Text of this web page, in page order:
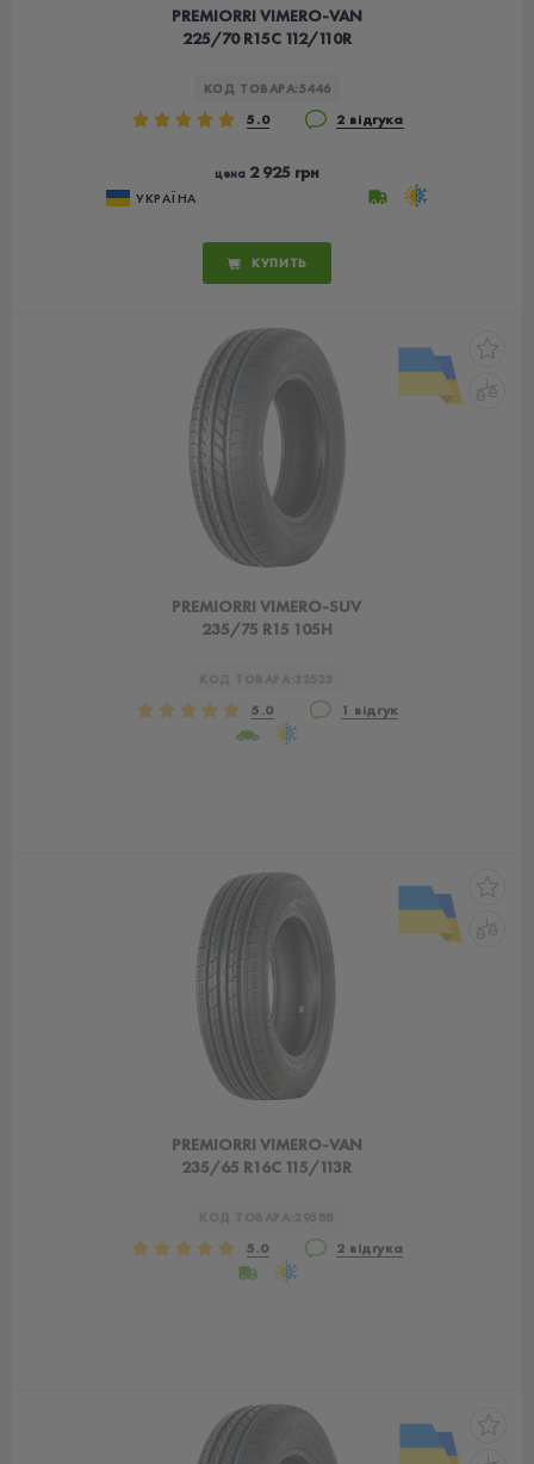
PREMIORRI VIMERO-VAN
225/70 R15C 112/110R
КОД ТОВАРА:5446
5.0 2 відгука
цена 2 925 грн
УКРАЇНА
КУПИТЬ
PREMIORRI VIMERO-SUV
235/75 R15 105H
5.0 1 відгук
PREMIORRI VIMERO-VAN
235/65 R16C 115/113R
5.0 2 відгука